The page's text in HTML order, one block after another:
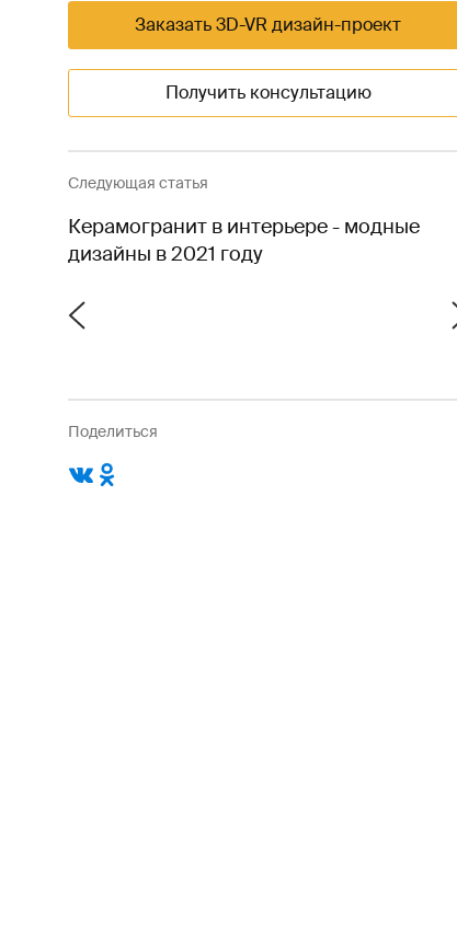
Заказать 3D-VR дизайн-проект
Получить консультацию
Следующая статья
Керамогранит в интерьере - модные
дизайны в 2021 году
Поделиться